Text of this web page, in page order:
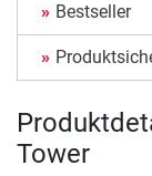
Bestseller
Tower